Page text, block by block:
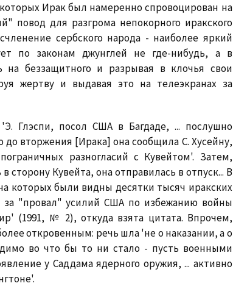
Ирак был намеренно спровоцирован на
повод для разгрома непокорного иракского
сербского народа - наиболее яркий
по законам джунглей не где-нибудь, а в
на беззащитного и разрывая в клочья свои
жертву и выдавая это на телеэкранах за
Глэспи, посол США в Багдаде, ... послушно
вторжения [Ирака] она сообщила С. Хусейну,
разногласий с Кувейтом'. Затем,
сторону Кувейта, она отправилась в отпуск... В
которых были видны десятки тысяч иракских
за "провал" усилий США по избежанию войны
(1991, № 2), откуда взята цитата. Впрочем,
откровенным: речь шла 'не о наказании, а о
во что бы то ни стало - пусть военными
у Саддама ядерного оружия, ... активно